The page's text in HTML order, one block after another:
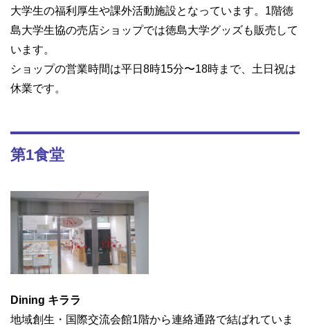
大学生の福利厚生や課外活動施設となっています。1階徳
島大学生協の売店ショップでは徳島大学グッズも販売して
います。
ショップの営業時間は平日8時15分〜18時まで、土日祝は
休業です。
第1食堂
Dining キララ
地域創生・国際交流会館1階から連絡通路で結ばれていま